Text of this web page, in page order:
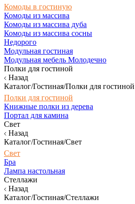
Комоды в гостиную
Комоды из массива
Комоды из массива дуба
Комоды из массива сосны
Недорого
Модульная гостиная
Модульная мебель Молодечно
Полки для гостиной
Назад
Каталог/Гостиная/Полки для гостиной
Полки для гостиной
Книжные полки из дерева
Портал для камина
Свет
Назад
Каталог/Гостиная/Свет
Свет
Бра
Лампа настольная
Стеллажи
Назад
Каталог/Гостиная/Стеллажи